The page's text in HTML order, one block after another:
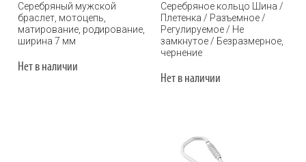
Серебряный мужской
браслет, мотоцепь,
матирование, родирование,
ширина 7 мм
Нет в наличии
Серебряное кольцо Шина /
Плетенка / Разъемное /
Регулируемое / Не
замкнутое / Безразмерное,
чернение
Нет в наличии